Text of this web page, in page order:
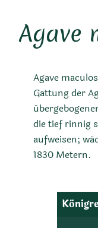
Agave
Agave
Gattung der
die tief rinnig
aufweisen;
1830 Metern.